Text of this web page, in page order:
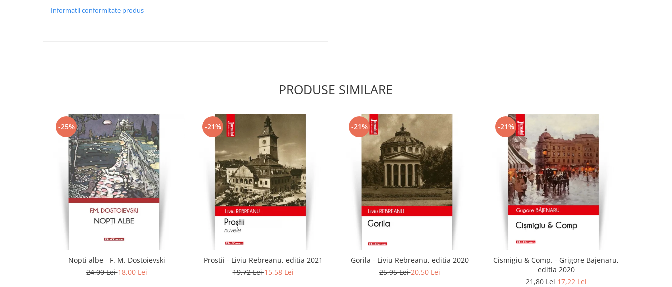
Informatii conformitate produs
PRODUSE SIMILARE
-25%
Nopti albe - F. M. Dostoievski
24,00 Lei18,00 Lei
-21%
Prostii - Liviu Rebreanu, editia 2021
19,72 Lei15,58 Lei
-21%
Gorila - Liviu Rebreanu, editia 2020
25,95 Lei20,50 Lei
-21%
Cismigiu & Comp. - Grigore Bajenaru,
editia 2020
21,80 Lei17,22 Lei